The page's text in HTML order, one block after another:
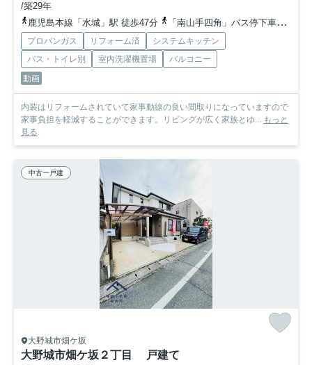
/築29年
鹿児島本線「水城」駅 徒歩47分
「南山手四角」バス停下車 徒歩4分
プロパンガス リフォーム済
システムキッチン
バス・トイレ別
室内洗濯機置場
バルコニー
動画
内装はリフォームされていて家事動線の良い間取りになっていますので
家事負担を軽減することができます。リビングが広く家族とゆ... もっと
見る
中古一戸建
大野城市畑ケ坂
大野城市畑ケ坂２丁目 戸建て